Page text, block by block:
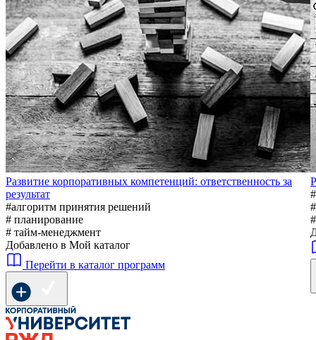
Развитие корпоративных компетенций: ответственность за
результат
#алгоритм принятия решений
# планирование
# тайм-менеджмент
Добавлено в Мой каталог
Перейти в каталог программ